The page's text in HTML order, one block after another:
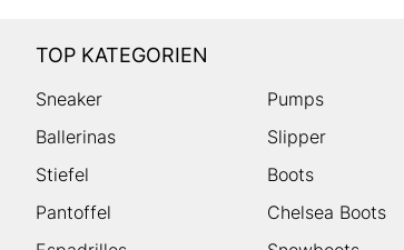
TOP KATEGORIEN
Sneaker Pumps
Ballerinas
Slipper
Stiefel
Boots
Pantoffel
Chelsea Boots